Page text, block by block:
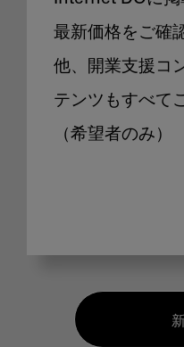
最新価格をご確
他、開業支援コ
テンツもすべて
（希望者のみ）